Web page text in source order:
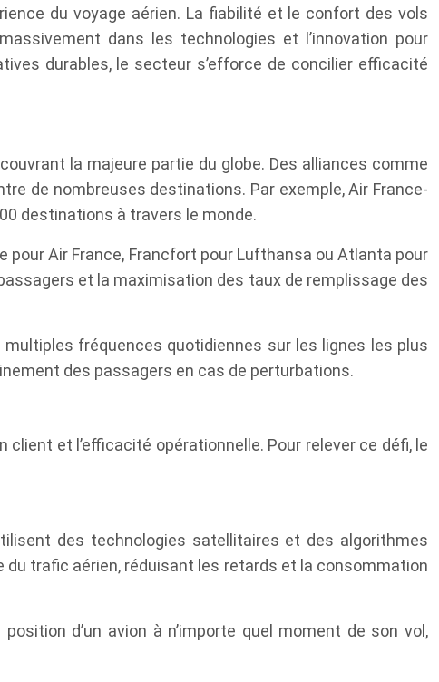
du voyage aérien. La fiabilité et le confort des vols
dans les technologies et l’innovation pour
durables, le secteur s’efforce de concilier efficacité
la majeure partie du globe. Des alliances comme
de nombreuses destinations. Par exemple, Air France-
destinations à travers le monde.
Air France, Francfort pour Lufthansa ou Atlanta pour
et la maximisation des taux de remplissage des
fréquences quotidiennes sur les lignes les plus
des passagers en cas de perturbations.
et l’efficacité opérationnelle. Pour relever ce défi, le
des technologies satellitaires et des algorithmes
trafic aérien, réduisant les retards et la consommation
d’un avion à n’importe quel moment de son vol,